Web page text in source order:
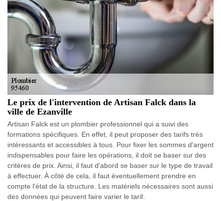
Le prix de l'intervention de Artisan Falck dans la
ville de Ezanville
Artisan Falck est un plombier professionnel qui a suivi des
formations spécifiques. En effet, il peut proposer des tarifs très
intéressants et accessibles à tous. Pour fixer les sommes d'argent
indispensables pour faire les opérations, il doit se baser sur des
critères de prix. Ainsi, il faut d'abord se baser sur le type de travail
à effectuer. À côté de cela, il faut éventuellement prendre en
compte l'état de la structure. Les matériels nécessaires sont aussi
des données qui peuvent faire varier le tarif.